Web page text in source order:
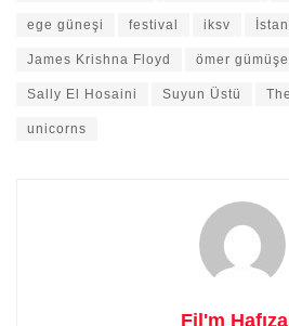
ege güneşi festival iksv
James Krishna Floyd ömer
Sally El Hosaini Suyun Üstü
unicorns
Fil'm